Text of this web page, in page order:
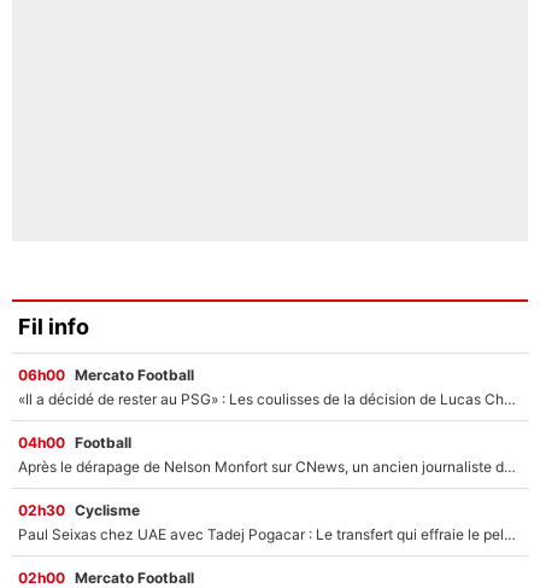
Fil info
06h00 Mercato Football
«Il a décidé de rester au PSG» : Les coulisses de la décision de Lucas Chevalier pour son transfert
04h00 Football
Après le dérapage de Nelson Monfort sur CNews, un ancien journaliste de France Télévisions relance la polémique sur les incendies en Gironde
02h30 Cyclisme
Paul Seixas chez UAE avec Tadej Pogacar : Le transfert qui effraie le peloton, «c’est la pire des choses qui puisse arriver»
02h00 Mercato Football